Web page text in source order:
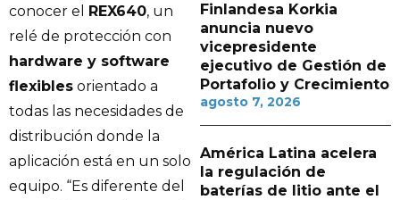
conocer el REX640, un
relé de protección con
hardware y software
flexibles orientado a
todas las necesidades de
distribución donde la
aplicación está en un solo
equipo. “Es diferente del
Finlandesa Korkia
anuncia nuevo
vicepresidente
ejecutivo de Gestión de
Portafolio y Crecimiento
agosto 7, 2026
América Latina acelera
la regulación de
baterías de litio ante el